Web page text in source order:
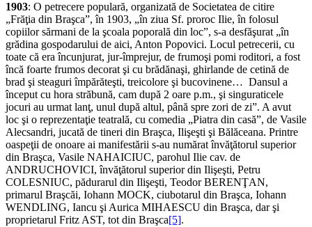
1903: O petrecere populară, organizată de Societatea de citire
„Frăţia din Braşca”, în 1903, „în ziua Sf. proroc Ilie, în folosul
copiilor sărmani de la şcoala poporală din loc”, s-a desfăşurat „în
grădina gospodarului de aici, Anton Popovici. Locul petrecerii, cu
toate că era încunjurat, jur-împrejur, de frumoşi pomi roditori, a fost
încă foarte frumos decorat şi cu brădănaşi, ghirlande de cetină de
brad şi steaguri împărăteşti, treicolore şi bucovinene… Dansul a
început cu hora străbună, cam după 2 oare p.m., şi singuraticele
jocuri au urmat lanţ, unul după altul, până spre zori de zi”. A avut
loc şi o reprezentaţie teatrală, cu comedia „Piatra din casă”, de Vasile
Alecsandri, jucată de tineri din Braşca, Ilişeşti şi Bălăceana. Printre
oaspeţii de onoare ai manifestării s-au numărat învăţătorul superior
din Braşca, Vasile NAHAICIUC, parohul Ilie cav. de
ANDRUCHOVICI, învăţătorul superior din Ilişeşti, Petru
COLESNIUC, pădurarul din Ilişeşti, Teodor BERENŢAN,
primarul Braşcăi, Iohann MOCK, ciubotarul din Braşca, Iohann
WENDLING, Iancu şi Aurica MIHAESCU din Braşca, dar şi
proprietarul Fritz AST, tot din Braşca[5].